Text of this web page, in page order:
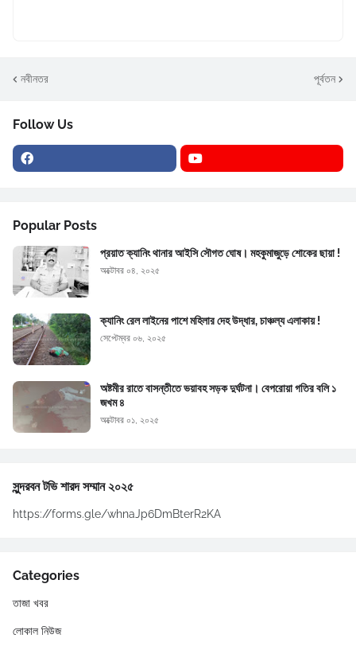
নবীনতর পূর্বতন
Follow Us
Popular Posts
প্রয়াত ক্যানিং থানার আইসি সৌগত ঘোষ। মহকুমাজুড়ে শোকের ছায়া !
অক্টোবর ০৪, ২০২৫
ক্যানিং রেল লাইনের পাশে মহিলার দেহ উদ্ধার, চাঞ্চল্য এলাকায় !
সেপ্টেম্বর ০৬, ২০২৫
অষ্টমীর রাতে বাসন্তীতে ভয়াবহ সড়ক দুর্ঘটনা। বেপরোয়া গতির বলি ১
জখম ৪
অক্টোবর ০১, ২০২৫
সুন্দরবন টভি শারদ সম্মান ২০২৫
https://forms.gle/whnaJp6DmBterR2KA
Categories
তাজা খবর
লোকাল নিউজ